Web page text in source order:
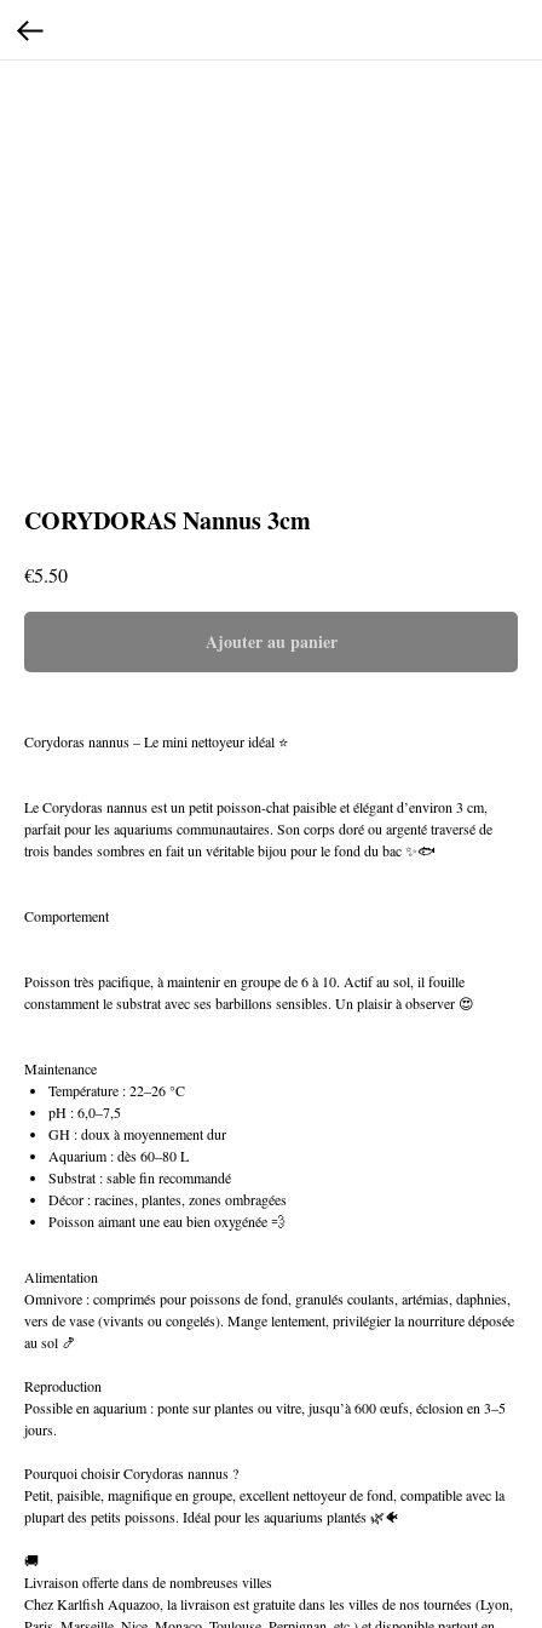
CORYDORAS Nannus 3cm
€5.50
Ajouter au panier
Corydoras nannus – Le mini nettoyeur idéal ⭐
Le Corydoras nannus est un petit poisson-chat paisible et élégant d’environ 3 cm,
parfait pour les aquariums communautaires. Son corps doré ou argenté traversé de
trois bandes sombres en fait un véritable bijou pour le fond du bac ✨🐟
Comportement
Poisson très pacifique, à maintenir en groupe de 6 à 10. Actif au sol, il fouille
constamment le substrat avec ses barbillons sensibles. Un plaisir à observer 😍
Maintenance
Température : 22–26 °C
pH : 6,0–7,5
GH : doux à moyennement dur
Aquarium : dès 60–80 L
Substrat : sable fin recommandé
Décor : racines, plantes, zones ombragées
Poisson aimant une eau bien oxygénée 💨
Alimentation
Omnivore : comprimés pour poissons de fond, granulés coulants, artémias, daphnies,
vers de vase (vivants ou congelés). Mange lentement, privilégier la nourriture déposée
au sol 🍤
Reproduction
Possible en aquarium : ponte sur plantes ou vitre, jusqu’à 600 œufs, éclosion en 3–5
jours.
Pourquoi choisir Corydoras nannus ?
Petit, paisible, magnifique en groupe, excellent nettoyeur de fond, compatible avec la
plupart des petits poissons. Idéal pour les aquariums plantés 🌿🐠
🚚
Livraison offerte dans de nombreuses villes
Chez Karlfish Aquazoo, la livraison est gratuite dans les villes de nos tournées (Lyon,